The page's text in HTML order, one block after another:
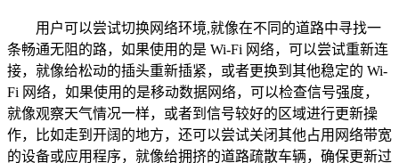
用户可以尝试切换网络环境,就像在不同的道路中寻找一
条畅通无阻的路，如果使用的是 Wi-Fi 网络，可以尝试重新连
接，就像给松动的插头重新插紧，或者更换到其他稳定的 Wi-
Fi 网络，如果使用的是移动数据网络，可以检查信号强度，
就像观察天气情况一样，或者到信号较好的区域进行更新操
作，比如走到开阔的地方，还可以尝试关闭其他占用网络带宽
的设备或应用程序，就像给拥挤的道路疏散车辆，确保更新过